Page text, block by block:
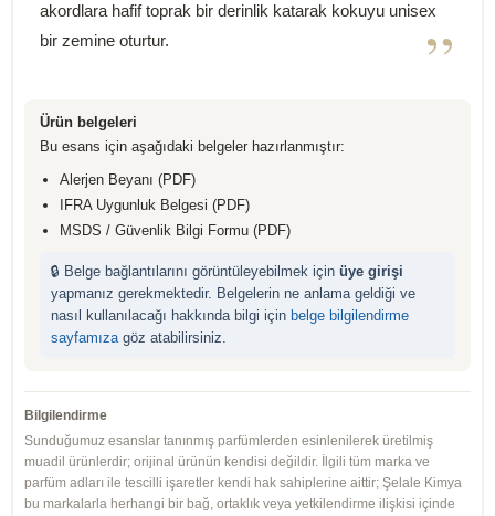
akordlara hafif toprak bir derinlik katarak kokuyu unisex
bir zemine oturtur.
”
Ürün belgeleri
Bu esans için aşağıdaki belgeler hazırlanmıştır:
Alerjen Beyanı (PDF)
IFRA Uygunluk Belgesi (PDF)
MSDS / Güvenlik Bilgi Formu (PDF)
🔒 Belge bağlantılarını görüntüleyebilmek için üye girişi
yapmanız gerekmektedir. Belgelerin ne anlama geldiği ve
nasıl kullanılacağı hakkında bilgi için belge bilgilendirme
sayfamızagöz atabilirsiniz.
Bilgilendirme
Sunduğumuz esanslar tanınmış parfümlerden esinlenilerek üretilmiş
muadil ürünlerdir; orijinal ürünün kendisi değildir. İlgili tüm marka ve
parfüm adları ile tescilli işaretler kendi hak sahiplerine aittir; Şelale Kimya
bu markalarla herhangi bir bağ, ortaklık veya yetkilendirme ilişkisi içinde